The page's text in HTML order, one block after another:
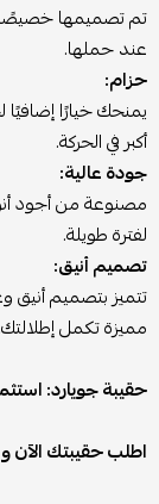
تم تصميمها خصيصًا
عند حملها.
حزام:
يمنحك خيارًا
أكبر في الحركة.
جودة عالية:
مصنوعة من أجود
لفترة طويلة.
تصميم أنيق:
تتميز بتصميم
مميزة تكمل إطلالتك.
حقيبة جويارد:
اطلب حقيبتك الآن